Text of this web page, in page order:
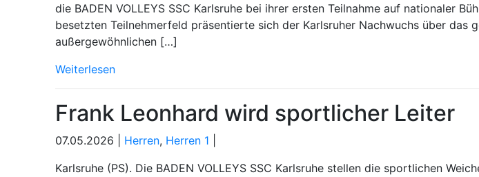
die BADEN VOLLEYS SSC Karlsruhe bei ihrer ersten Teilnahme auf nationaler
besetzten Teilnehmerfeld präsentierte sich der Karlsruher Nachwuchs über das
außergewöhnlichen […]
Weiterlesen
Frank Leonhard wird sportlicher Leiter
07.05.2026 | Herren, Herren 1
Karlsruhe (PS). Die BADEN VOLLEYS SSC Karlsruhe stellen die sportlichen